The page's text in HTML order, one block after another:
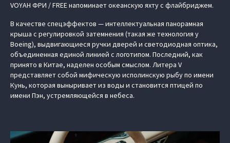
VOYAH ФРИ / FREE напоминает океанскую яхту с флайбриджем.
В качестве спецэффектов — интеллектуальная панорамная
крыша с регулировкой затемнения (такая же технология у
Boeing), выдвигающиеся ручки дверей и светодиодная оптика,
объединенная единой линией с логотипом. Последний, как
принято в Китае, наделен особым смыслом. Литера V
представляет собой мифическую исполинскую рыбу по имени
Кунь, которая выныривает из воды и становится птицей по
имени Пэн, устремляющейся в небеса.